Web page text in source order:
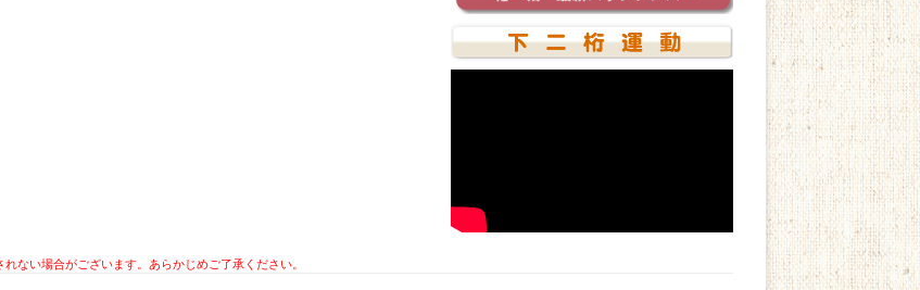
ない場合がございます。あらかじめご了承ください。